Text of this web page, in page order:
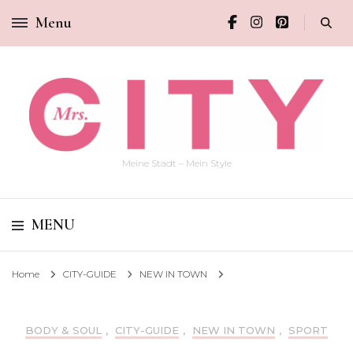
Menu
Meine Stadt – Mein Style
MENU
Home CITY-GUIDE NEW IN TOWN
BODY & SOUL , CITY-GUIDE , NEW IN TOWN , SPORT